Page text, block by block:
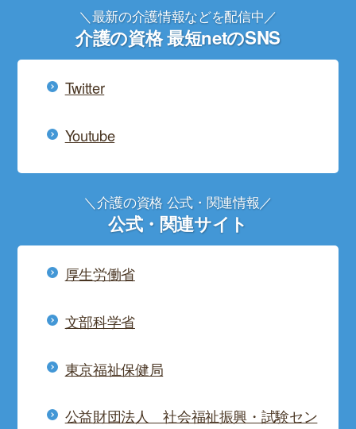
＼最新の介護情報などを配信中／
介護の資格 最短netのSNS
Twitter
Youtube
＼介護の資格 公式・関連情報／
公式・関連サイト
厚生労働省
文部科学省
東京福祉保健局
公益財団法人 社会福祉振興・試験セン